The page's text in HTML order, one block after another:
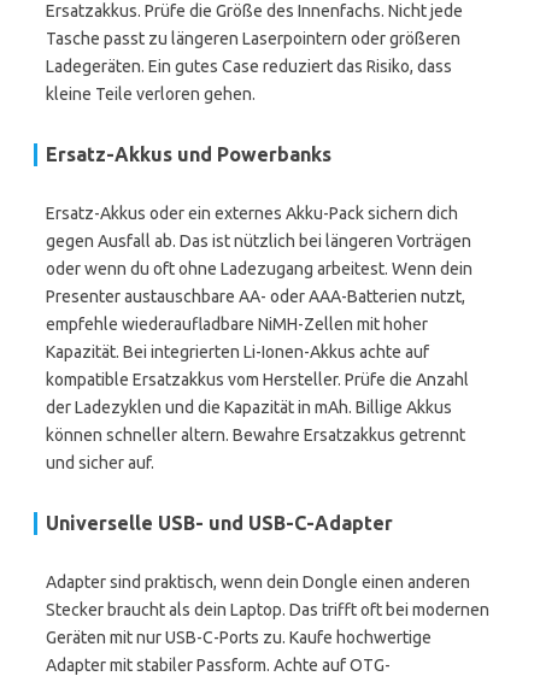
Ersatzakkus. Prüfe die Größe des Innenfachs. Nicht jede
Tasche passt zu längeren Laserpointern oder größeren
Ladegeräten. Ein gutes Case reduziert das Risiko, dass
kleine Teile verloren gehen.
Ersatz-Akkus und Powerbanks
Ersatz-Akkus oder ein externes Akku-Pack sichern dich
gegen Ausfall ab. Das ist nützlich bei längeren Vorträgen
oder wenn du oft ohne Ladezugang arbeitest. Wenn dein
Presenter austauschbare AA- oder AAA-Batterien nutzt,
empfehle wiederaufladbare NiMH-Zellen mit hoher
Kapazität. Bei integrierten Li-Ionen-Akkus achte auf
kompatible Ersatzakkus vom Hersteller. Prüfe die Anzahl
der Ladezyklen und die Kapazität in mAh. Billige Akkus
können schneller altern. Bewahre Ersatzakkus getrennt
und sicher auf.
Universelle USB- und USB-C-Adapter
Adapter sind praktisch, wenn dein Dongle einen anderen
Stecker braucht als dein Laptop. Das trifft oft bei modernen
Geräten mit nur USB-C-Ports zu. Kaufe hochwertige
Adapter mit stabiler Passform. Achte auf OTG-